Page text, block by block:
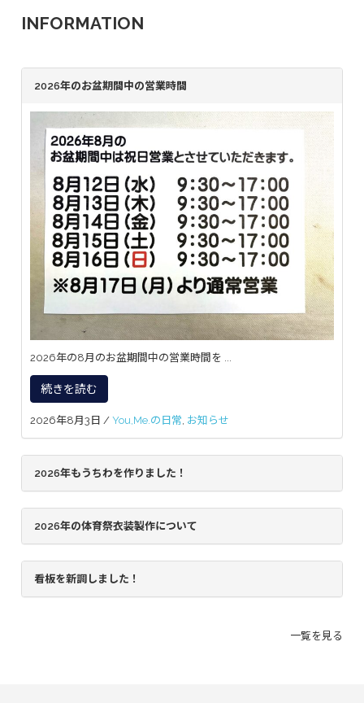
INFORMATION
2026年のお盆期間中の営業時間
2026年の8月のお盆期間中の営業時間を ...
続きを読む
2026年8月3日 / You,Me.の日常 お知らせ
2026年もうちわを作りました！
2026年の体育祭衣装製作について
看板を新調しました！
一覧を見る